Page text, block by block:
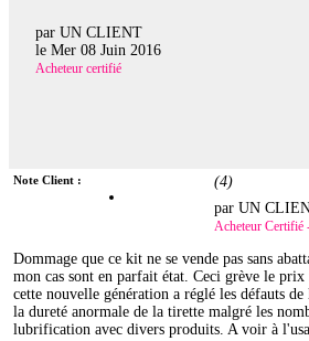
par UN CLIENT
le Mer 08 Juin 2016
Acheteur certifié
Note Client : (4)
par UN
Acheteur Certifié
Dommage que ce kit ne se vende pas sans
mon cas sont en parfait état. Ceci grève le
cette nouvelle génération a réglé les défauts
la dureté anormale de la tirette malgré les
lubrification avec divers produits. A voir à